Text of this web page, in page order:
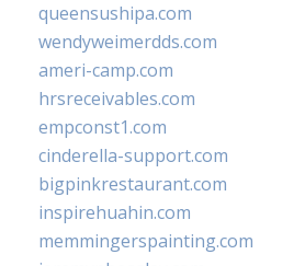
queensushipa.com
wendyweimerdds.com
ameri-camp.com
hrsreceivables.com
empconst1.com
cinderella-support.com
bigpinkrestaurant.com
inspirehuahin.com
memmingerspainting.com